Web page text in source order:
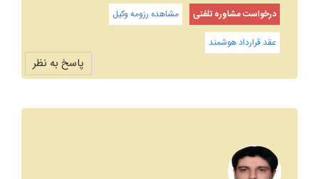
درخواست مشاوره تلفنی
مشاهده رزومه وکیل
عقد قرارداد هوشمند
پاسخ به نظر